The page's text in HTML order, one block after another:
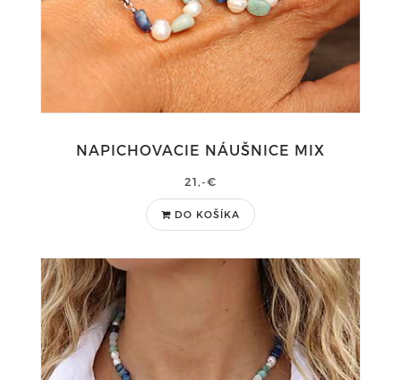
NAPICHOVACIE NÁUŠNICE MIX
21,-€
DO KOŠÍKA